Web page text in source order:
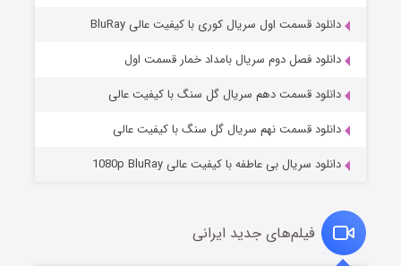
مردگان متحرک: شهر مرده ۳
قسمت۲ (زیرنویس) منتشر شد
دانلود قسمت اول سریال کوری با کیفیت عالی BluRay
دانلود فصل دوم سریال بامداد خمار قسمت اول
دانلود قسمت دهم سریال گل سنگ با کیفیت عالی
دانلود قسمت نهم سریال گل سنگ با کیفیت عالی
دانلود سریال بی عاطفه با کیفیت عالی 1080p BluRay
فیلم‌های جدید ایرانی